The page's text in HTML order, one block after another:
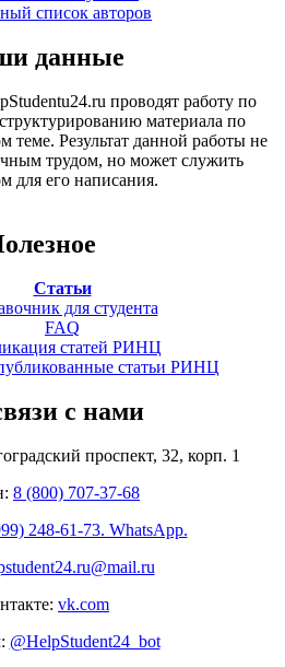
список авторов
данные
проводят работу по
материала по
теме. Результат данной работы не
трудом, но может служить
для его написания.
Статьи
для студента
FAQ
статей РИНЦ
статьи РИНЦ
с нами
проспект, 32, корп. 1
8 (800) 707-37-68
248-61-73. WhatsApp.
vk.com
@HelpStudent24_bot